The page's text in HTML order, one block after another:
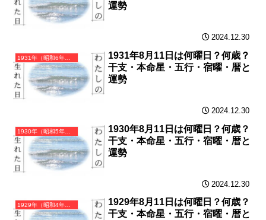
運勢
2024.12.30
1931年（昭和6年）辛未（かのとひつじ）・未年（ひつじ年）カレンダー（月曜はじまり）
1931年8月11日は何曜日？何歳？
干支・本命星・五行・宿曜・暦と
運勢
2024.12.30
1930年（昭和5年）庚午（かのえうま）・午年（うま年）カレンダー（月曜はじまり）
1930年8月11日は何曜日？何歳？
干支・本命星・五行・宿曜・暦と
運勢
2024.12.30
1929年（昭和4年）己巳（つちのとみ）・巳年（へび年）カレンダー（月曜はじまり）
1929年8月11日は何曜日？何歳？
干支・本命星・五行・宿曜・暦と